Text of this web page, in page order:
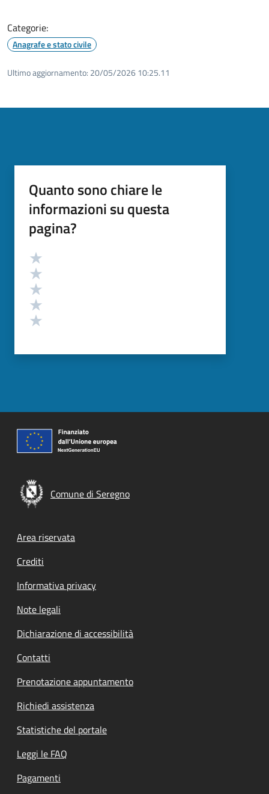
Categorie:
Anagrafe e stato civile
Ultimo aggiornamento: 20/05/2026 10:25.11
Quanto sono chiare le
informazioni su questa
pagina?
Valutazione
Comune di Seregno
Footer menu
Area riservata
Crediti
Informativa privacy
Note legali
Dichiarazione di accessibilità
Contatti
Prenotazione appuntamento
Richiedi assistenza
Statistiche del portale
Leggi le FAQ
Pagamenti